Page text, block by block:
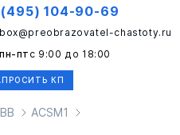
КП
box@preobrazovatel-chastoty.ru
(495) 104-90-69
пн-пт с 9:00 до 18:00
ACSM1